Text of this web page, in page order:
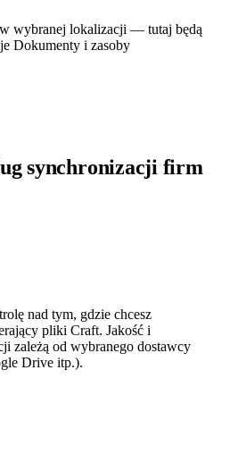
wybranej lokalizacji — tutaj będą
Dokumenty i zasoby
synchronizacji firm
nad tym, gdzie chcesz
pliki Craft. Jakość i
zależą od wybranego dostawcy
Drive itp.).